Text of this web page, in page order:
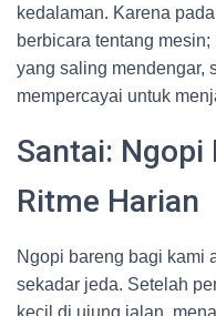
kedalaman. Karena
berbicara tentang
yang saling mendengar,
mempercayai untuk
Santai: Ngopi
Ritme Harian
Ngopi bareng bagi kami
sekadar jeda. Setelah
kecil di ujung jalan,